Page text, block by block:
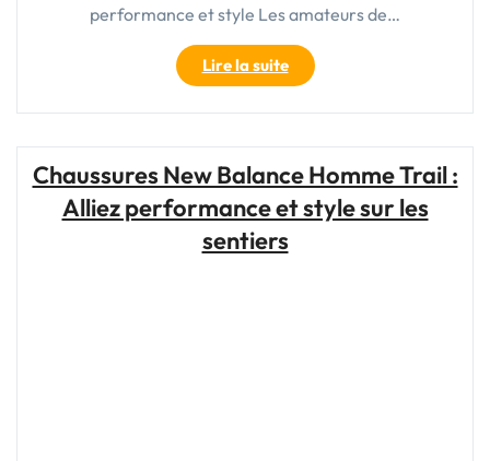
performance et style Les amateurs de…
Lire la suite"Chaussures
de
trail
femmes
disponibles
Intersport
Chaussures New Balance Homme Trail :
Alliez performance et style sur les
sentiers